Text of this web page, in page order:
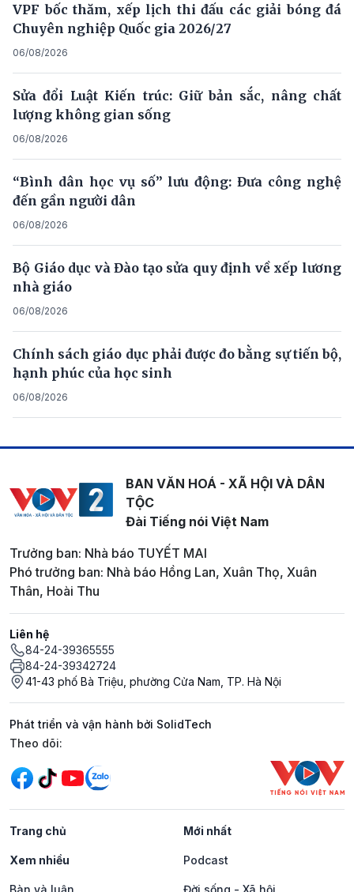
VPF bốc thăm, xếp lịch thi đấu các giải bóng đá
Chuyên nghiệp Quốc gia 2026/27
06/08/2026
Sửa đổi Luật Kiến trúc: Giữ bản sắc, nâng chất
lượng không gian sống
06/08/2026
“Bình dân học vụ số” lưu động: Đưa công nghệ
đến gần người dân
06/08/2026
Bộ Giáo dục và Đào tạo sửa quy định về xếp lương
nhà giáo
06/08/2026
Chính sách giáo dục phải được đo bằng sự tiến bộ,
hạnh phúc của học sinh
06/08/2026
BAN VĂN HOÁ - XÃ HỘI VÀ DÂN
TỘC
Đài Tiếng nói Việt Nam
Trưởng ban: Nhà báo TUYẾT MAI
Phó trưởng ban: Nhà báo Hồng Lan, Xuân Thọ, Xuân
Thân, Hoài Thu
Liên hệ
84-24-39365555
84-24-39342724
41-43 phố Bà Triệu, phường Cửa Nam, TP. Hà Nội
Phát triển và vận hành bởi SolidTech
Mạng xã hội
Theo dõi:
Trang chủ Mới nhất
Xem nhiều Podcast
Bàn và luận Đời sống - Xã hội